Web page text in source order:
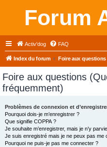
Forum
Activ'dog FAQ
Index du forum Foire aux
Foire aux questions
fréquemment)
Problèmes de connexion et
Pourquoi dois-je m’enregistrer ?
Que signifie COPPA ?
Je souhaite m’enregistrer, mais je n’y
Je suis enregistré mais je ne peux pas me
Pourquoi ne puis-je pas me connecter ?